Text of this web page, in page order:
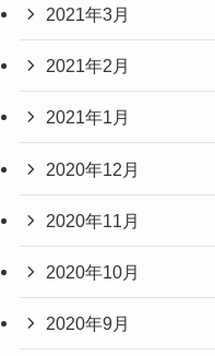
2021年3月
2021年2月
2021年1月
2020年12月
2020年11月
2020年10月
2020年9月